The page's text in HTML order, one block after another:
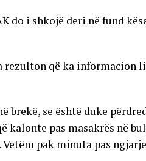
do i shkojë deri në fund
rezulton që ka informacion
brekë, se është duke
kalonte pas masakrës në
Vetëm pak minuta pas